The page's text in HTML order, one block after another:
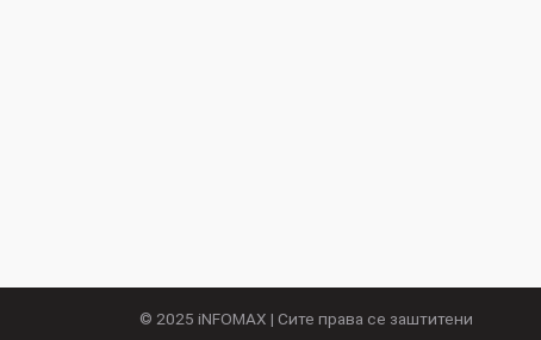
© 2025 iNFOMAX | Сите права се заштитени